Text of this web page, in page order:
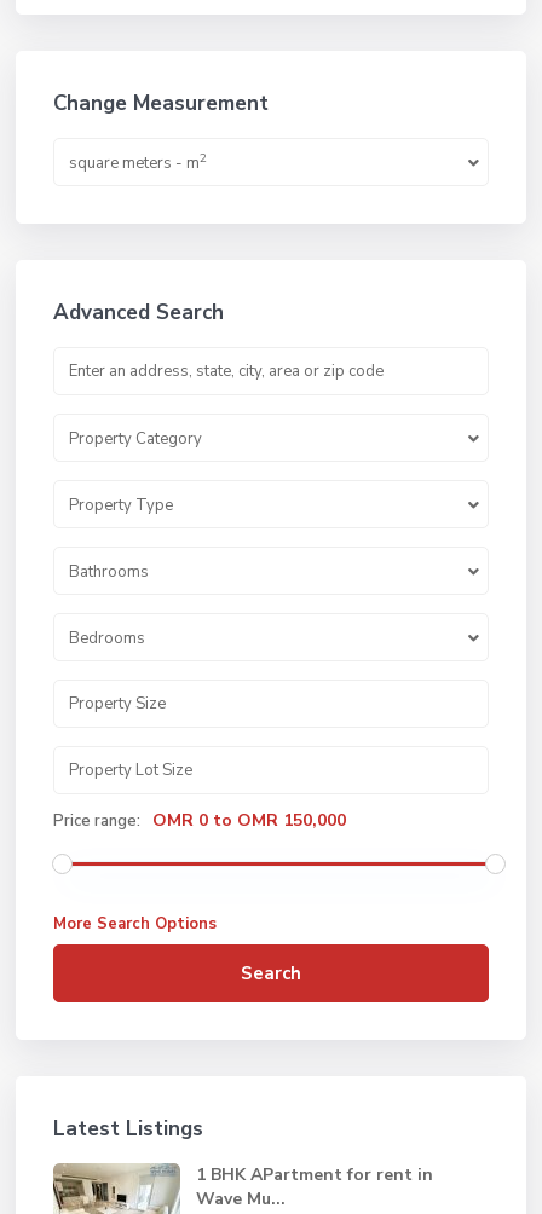
Change Measurement
square meters - m2
Advanced Search
Property Category
Property Type
Bathrooms
Bedrooms
Price range: OMR 0 to OMR 150,000
More Search Options
Search
Latest Listings
1 BHK APartment for rent in
Wave Mu...